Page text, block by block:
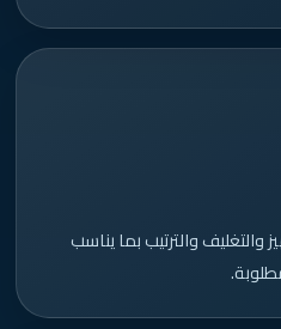
والترتيب بما يناسب